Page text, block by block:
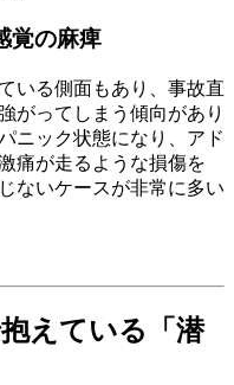
覚の麻痺
いる側面もあり、事故直
がってしまう傾向があり
ニック状態になり、アド
痛が走るような損傷を
ないケースが非常に多い
えている「潜